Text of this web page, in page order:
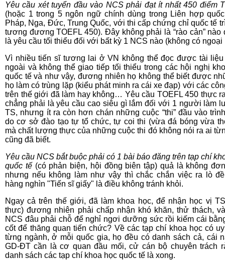
Yêu cầu xét tuyển đầu vào NCS phải đạt ít nhất 450 điểm
(hoặc 1 trong 5 ngôn ngữ chính dùng trong Liên hợp
Pháp, Nga, Đức, Trung Quốc, với thi cấp chứng chỉ quốc tế
tương đương TOEFL 450). Đây không phải là “rào cản” nào
là yêu cầu tối thiểu đối với bất kỳ 1 NCS nào (không có ngoại
Vì nhiều tiến sĩ tương lai ở VN không thể đọc được tài
ngoài và không thể giao tiếp tối thiểu trong các hội nghị
quốc tế và như vậy, đương nhiên họ không thể biết được
họ làm có trùng lặp (kiểu phát minh ra cái xe đạp) với các
trên thế giới đã làm hay không… Yêu cầu TOEFL 450 thực
chẳng phải là yêu cầu cao siêu gì lắm đối với 1 người làm
TS, nhưng ít ra còn hơn chán những cuộc “thi” đầu vào
do cơ sở đào tạo tự tổ chức, tự coi thi (vừa đá bóng vừa
mà chất lượng thực của những cuộc thi đó không nói ra ai
cũng đã biết.
Yêu cầu NCS bắt buộc phải có 1 bài báo đăng trên tạp chí
quốc tế (có phản biện, hội đồng biên tập) quả là không
nhưng nếu không làm như vậy thì chắc chắn việc ra lò
hàng nghìn "Tiến sĩ giấy" là điều không tránh khỏi.
Ngay cả trên thế giới, đã làm khoa học, để nhận học vị
thực) đương nhiên phải chấp nhận khó khăn, thử thách,
NCS đâu phải chỗ để nghỉ ngơi dưỡng sức rồi kiếm cái
cốt để thăng quan tiến chức? Về các tạp chí khoa học có
từng ngành, ở mỗi quốc gia, họ đều có danh sách cả, cái
GD-ĐT cần là cơ quan đầu mối, cử cán bộ chuyên trách
danh sách các tạp chí khoa học quốc tế là xong.